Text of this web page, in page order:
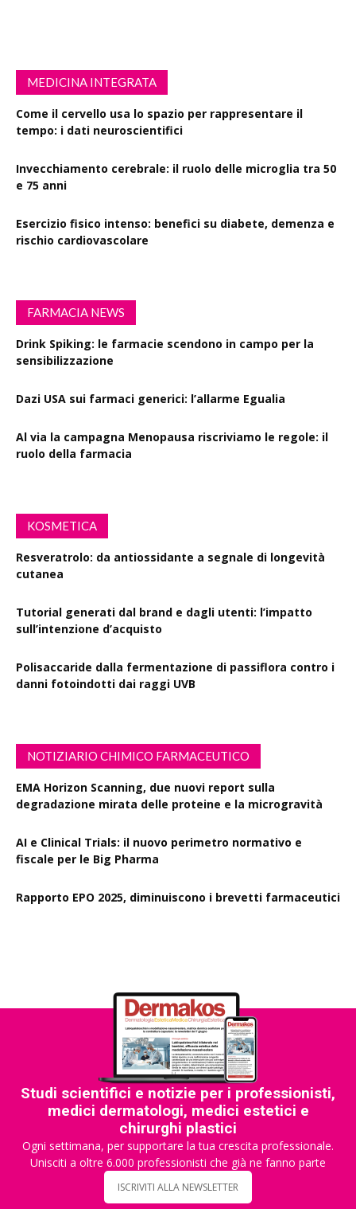
MEDICINA INTEGRATA
Come il cervello usa lo spazio per rappresentare il
tempo: i dati neuroscientifici
Invecchiamento cerebrale: il ruolo delle microglia tra 50
e 75 anni
Esercizio fisico intenso: benefici su diabete, demenza e
rischio cardiovascolare
FARMACIA NEWS
Drink Spiking: le farmacie scendono in campo per la
sensibilizzazione
Dazi USA sui farmaci generici: l’allarme Egualia
Al via la campagna Menopausa riscriviamo le regole: il
ruolo della farmacia
KOSMETICA
Resveratrolo: da antiossidante a segnale di longevità
cutanea
Tutorial generati dal brand e dagli utenti: l’impatto
sull’intenzione d’acquisto
Polisaccaride dalla fermentazione di passiflora contro i
danni fotoindotti dai raggi UVB
NOTIZIARIO CHIMICO FARMACEUTICO
EMA Horizon Scanning, due nuovi report sulla
degradazione mirata delle proteine e la microgravità
AI e Clinical Trials: il nuovo perimetro normativo e
fiscale per le Big Pharma
Rapporto EPO 2025, diminuiscono i brevetti farmaceutici
Studi scientifici e notizie per i professionisti,
medici dermatologi, medici estetici e
chirurghi plastici
Ogni settimana, per supportare la tua crescita professionale.
Unisciti a oltre 6.000 professionisti che già ne fanno parte
ISCRIVITI ALLA NEWSLETTER